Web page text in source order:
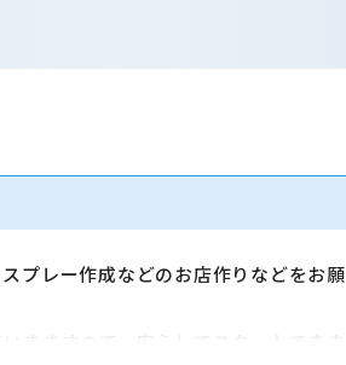
プレー作成などのお店作りなどをお願
きますので、安心してスタートできま